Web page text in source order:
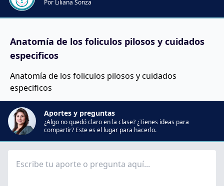
Por Liliana Sonza
Anatomía de los foliculos pilosos y cuidados
especificos
Anatomía de los foliculos pilosos y cuidados
especificos
Aportes y preguntas
¿Algo no quedó claro en la clase? ¿Tienes ideas para
compartir? Este es el lugar para hacerlo.